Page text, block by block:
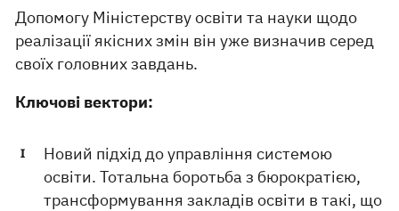
Допомогу Міністерству освіти та науки щодо
реалізації якісних змін він уже визначив серед
своїх головних завдань.
Ключові вектори:
Новий підхід до управління системою
освіти. Тотальна боротьба з бюрократією,
трансформування закладів освіти в такі, що